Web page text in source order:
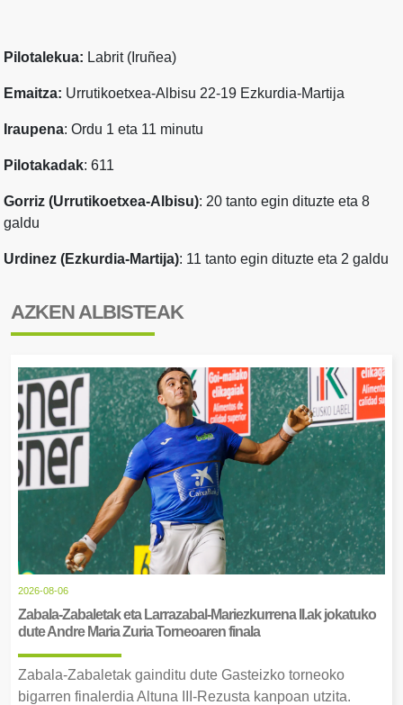
Pilotalekua: Labrit (Iruñea)
Emaitza: Urrutikoetxea-Albisu 22-19 Ezkurdia-Martija
Iraupena: Ordu 1 eta 11 minutu
Pilotakadak: 611
Gorriz (Urrutikoetxea-Albisu): 20 tanto egin dituzte eta 8
galdu
Urdinez (Ezkurdia-Martija): 11 tanto egin dituzte eta 2 galdu
AZKEN ALBISTEAK
2026-08-06
Zabala-Zabaletak eta Larrazabal-Mariezkurrena II.ak jokatuko
dute Andre Maria Zuria Torneoaren finala
Zabala-Zabaletak gainditu dute Gasteizko torneoko
bigarren finalerdia Altuna III-Rezusta kanpoan utzita.